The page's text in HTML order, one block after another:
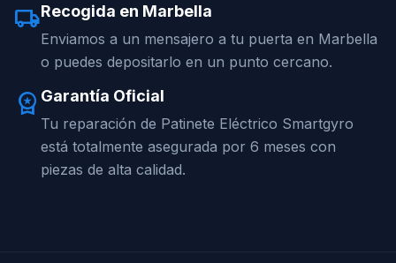
local_shippingRecogida en Marbella
Enviamos a un mensajero a tu puerta en Marbella
o puedes depositarlo en un punto cercano.
workspace_premium Garantía Oficial
Tu reparación de Patinete Eléctrico Smartgyro
está totalmente asegurada por 6 meses con
piezas de alta calidad.